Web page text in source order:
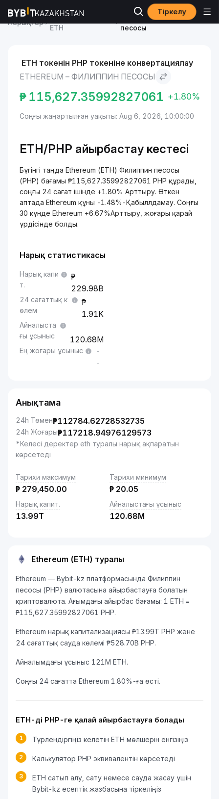
Тіркелу
Нарықтар
Ethereum бағасы
ETH
Ethereum to Филиппин
песосы
ETH токенін PHP токеніне конвертациялау
ETHEREUM – ФИЛИППИН ПЕСОСЫ
₱ 115,627.35992827061 +1.80%
Соңғы жаңартылған уақыты: Aug 6, 2026, 10:00:00
ETH/PHP айырбастау кестесі
Бүгінгі таңда Ethereum (ETH) Филиппин песосы
(PHP) бағамы ₱115,627.35992827061 PHP құрады,
соңғы 24 сағат ішінде +1.80% Арттыру. Өткен
аптада Ethereum құны -1.48%-Қабыллдамау. Соңғы
30 күнде Ethereum +6.67%Арттыру, жоғары қарай
үрдісінде болды.
Нарық статистикасы
Нарық капи
т.
229.98B
24 сағаттық к
өлем
1.91K
Айналыста
ғы ұсыныс
120.68M
Ең жоғары ұсыныс
-
-
Анықтама
24h Төмен₱112784.62728532735
24h Жоғары₱117218.94976129573
*Келесі деректер eth туралы нарық ақпаратын
көрсетеді
Тарихи максимум
₱ 279,450.00
Тарихи минимум
₱ 20.05
Нарық капит.
13.99T
Айналыстағы ұсыныс
120.68M
Ethereum (ETH) туралы
Ethereum — Bybit-kz платформасында Филиппин
песосы (PHP) валютасына айырбастауға болатын
криптовалюта. Ағымдағы айырбас бағамы: 1 ETH =
₱115,627.35992827061 PHP.
Ethereum нарық капитализациясы ₱13.99T PHP және
24 сағаттық сауда көлемі ₱528.70B PHP.
Айналымдағы ұсыныс 121M ETH.
Соңғы 24 сағатта Ethereum 1.80%-ға өсті.
ETH-ді PHP-ге қалай айырбастауға болады
1 Түрлендіргіңіз келетін ETH мөлшерін енгізіңіз
2 Калькулятор PHP эквивалентін көрсетеді
3
ETH сатып алу, сату немесе сауда жасау үшін
Bybit-kz есептік жазбасына тіркеліңіз